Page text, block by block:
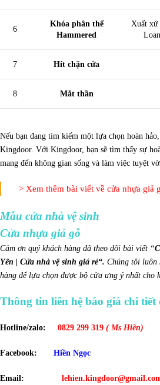
6
Khóa phân thể
Hammered
Xuất
Loan
7 Hít chặn cửa
8 Mắt thần
Nếu bạn đang tìm kiếm một lựa chọn hoàn
Kingdoor. Với Kingdoor, bạn sẽ tìm thấy sự
mang đến không gian sống và làm việc tuyệt
> Xem thêm bài viết về cửa nhựa giả
Mẫu cửa nhà vệ sinh
Cửa nhựa giả gỗ
Cảm ơn quý khách hàng đã theo dõi bài viết “C
Yên | Cửa nhà vệ sinh giá rẻ“. Chúng tôi luôn
hàng để lựa chọn được bộ cửa ưng ý nhất cho
Thông tin liên hệ báo giá chi tiết
Hotline/zalo: 0829 299 319 ( Ms Hiền)
Facebook: Hiền Ngọc
Email: